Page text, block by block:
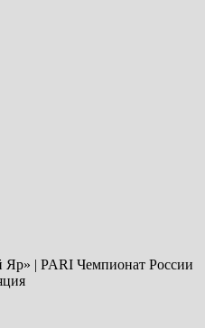
Яр» | PARI Чемпионат России